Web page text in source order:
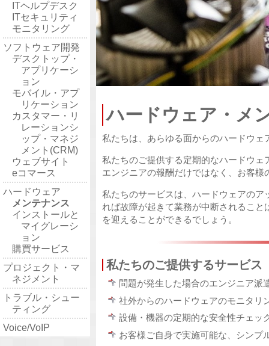
ITヘルプデスク
ITセキュリティ
モニタリング
ソフトウェア開発
デスクトップ・
アプリケーシ
ョン
モバイル・アプ
リケーション
カスタマー・リ
レーションシ
ップ・マネジ
メント(CRM)
ウェブサイト
eコマース
ハードウェア
メンテナンス
インストールと
マイグレーシ
ョン
購買サービス
プロジェクト・マ
ネジメント
トラブル・シュー
ティング
Voice/VoIP
ハードウェア・メ
私たちは、あらゆる面からのハードウ
私たちのご提供する定期的なハードウ
エンジニアの報酬だけではなく、お客
私たちのサービスは、ハードウェアの
れば故障が起きて業務が中断されるこ
を迎えることができるでしょう。
私たちのご提供するサービス
問題が発生した場合のエンジニア派
社外からのハードウェアのモニタリ
設備・機器の定期的な安全性チェッ
お客様ご自身で実施可能な、シンプ